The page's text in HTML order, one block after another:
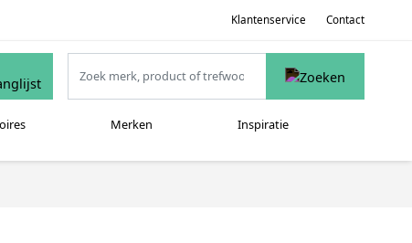
Klantenservice Contact
Merken Inspiratie